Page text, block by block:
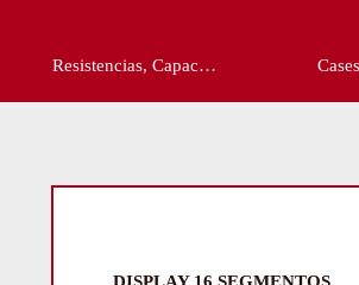
Resistencias, Capac…